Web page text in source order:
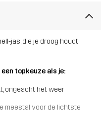
jas, die je droog houdt
topkeuze als je:
ongeacht het weer
meestal voor de lichtste